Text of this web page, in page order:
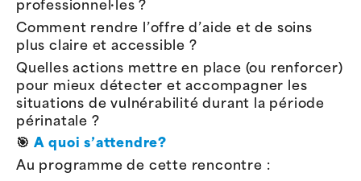
professionnel·les ?
Comment rendre l’offre d’aide et de soins
plus claire et accessible ?
Quelles actions mettre en place (ou renforcer)
pour mieux détecter et accompagner les
situations de vulnérabilité durant la période
périnatale ?
🎯 A quoi s’attendre?
Au programme de cette rencontre :